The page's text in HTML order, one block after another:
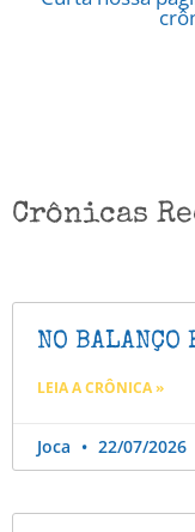
Crônicas
NO BALANÇO
LEIA A CRÔNICA »
Joca 22/07/2026